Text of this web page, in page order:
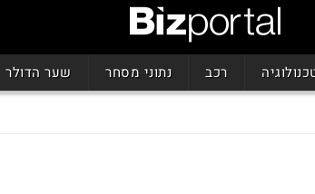
רכב נתוני מסחר שער הדולר